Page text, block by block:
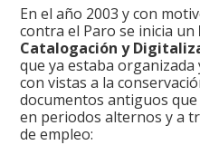
En el año 2003 y con
contra el Paro se inicia un
Catalogación y
que ya estaba
con vistas a la
documentos antiguos
en periodos alternos y a
de empleo: